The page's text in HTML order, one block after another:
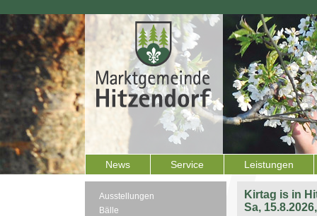
News Service Leistungen
Ausstellungen
Bälle
Kirtag is in
Sa,